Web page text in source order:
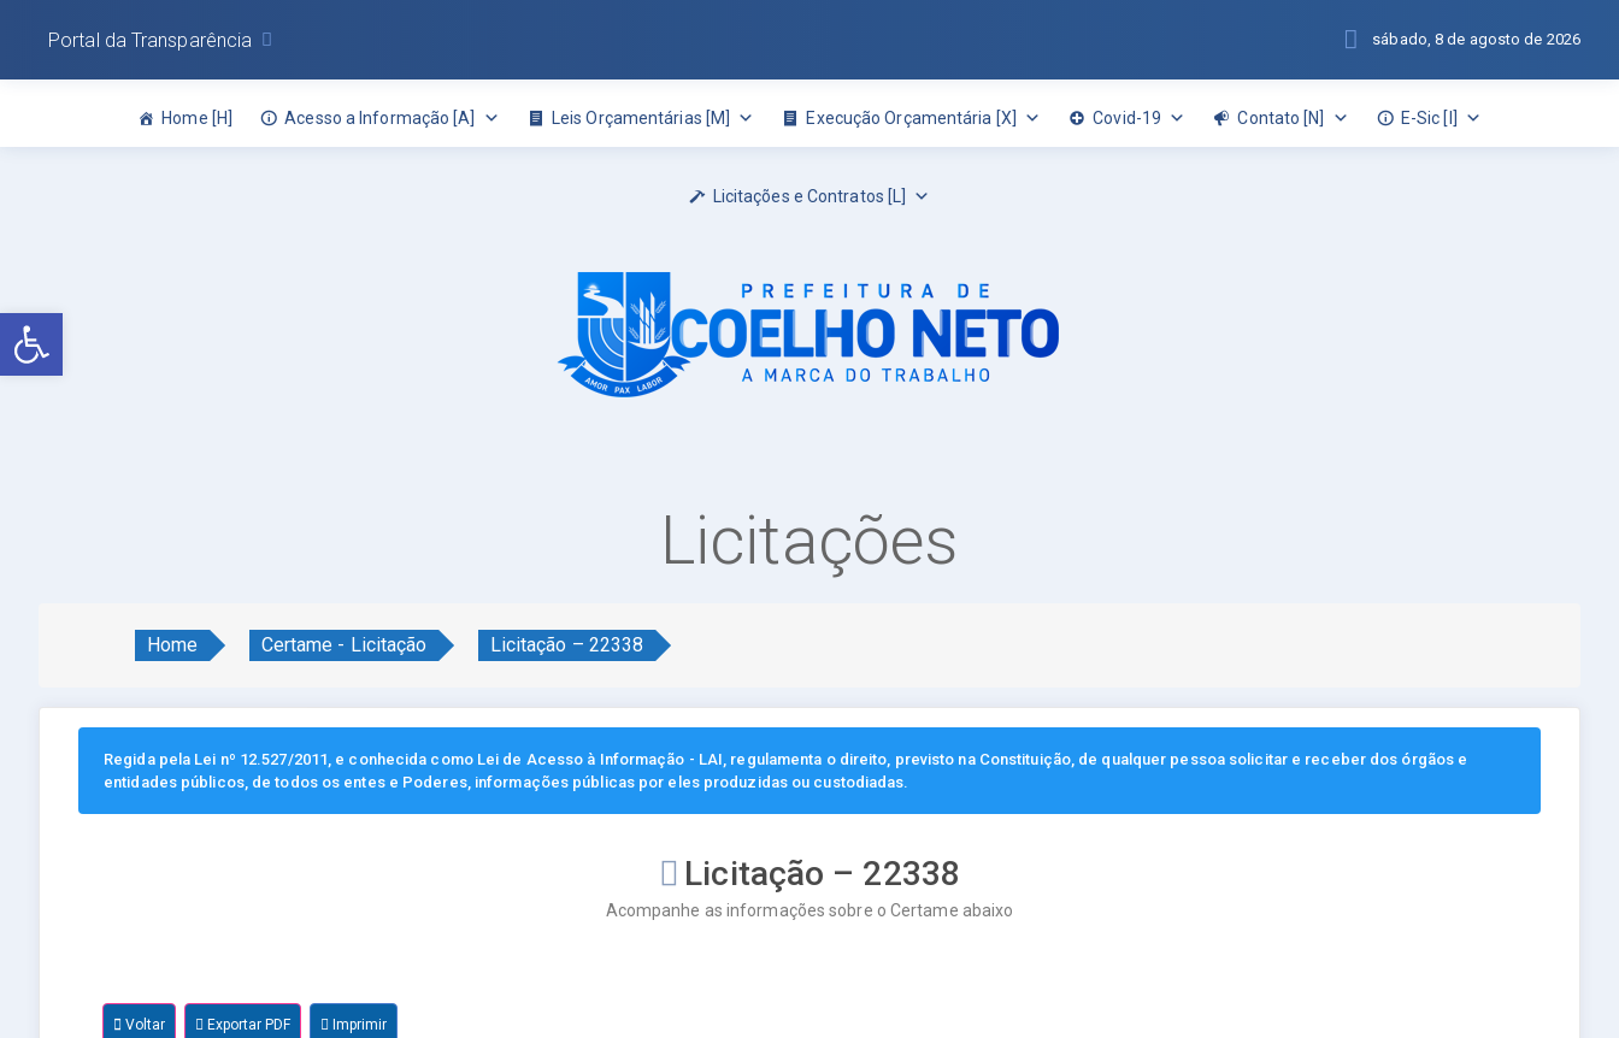
Abrir a barra de ferramentas
Home [H] Acesso a Informação [A] Leis Orçamentárias [M] Execução Orçamentária [X] Covid-19 Contato [N] E-Sic [I]
Licitações e Contratos [L]
Portal da Transparência sábado, 8 de agosto de 2026
Licitações
Home Certame - Licitação Licitação – 22338
Regida pela Lei nº 12.527/2011, e conhecida como Lei de Acesso à Informação - LAI, regulamenta o direito, previsto na Constituição, de qualquer pessoa solicitar e receber dos órgãos e
entidades públicos, de todos os entes e Poderes, informações públicas por eles produzidas ou custodiadas.
Licitação – 22338
Acompanhe as informações sobre o Certame abaixo
Voltar Exportar PDF Imprimir